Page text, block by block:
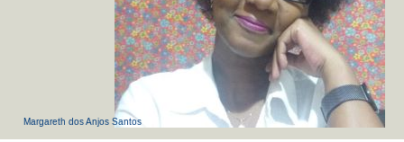
Margareth dos Anjos Santos